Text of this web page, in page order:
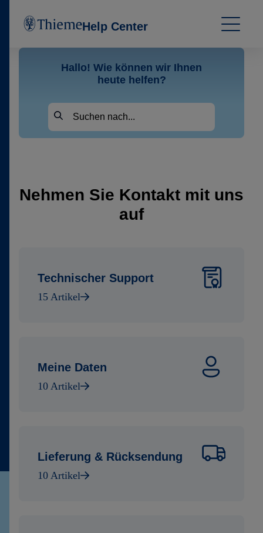
Help Center
Hallo! Wie können wir Ihnen
heute helfen?
Nehmen Sie Kontakt mit uns
auf
Technischer Support
15 Artikel
Meine Daten
10 Artikel
Lieferung & Rücksendung
10 Artikel